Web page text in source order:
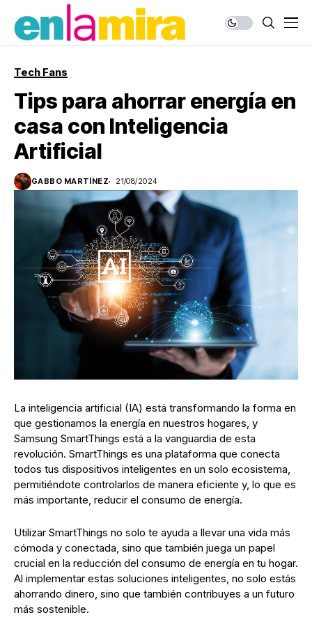
Tech Fans
Tips para ahorrar energía en
casa con Inteligencia
Artificial
GABBO MARTÍNEZ 21/08/2024
La inteligencia artificial (IA) está transformando la forma en
que gestionamos la energía en nuestros hogares, y
Samsung SmartThings está a la vanguardia de esta
revolución. SmartThings es una plataforma que conecta
todos tus dispositivos inteligentes en un solo ecosistema,
permitiéndote controlarlos de manera eficiente y, lo que es
más importante, reducir el consumo de energía.
Utilizar SmartThings no solo te ayuda a llevar una vida más
cómoda y conectada, sino que también juega un papel
crucial en la reducción del consumo de energía en tu hogar.
Al implementar estas soluciones inteligentes, no solo estás
ahorrando dinero, sino que también contribuyes a un futuro
más sostenible.